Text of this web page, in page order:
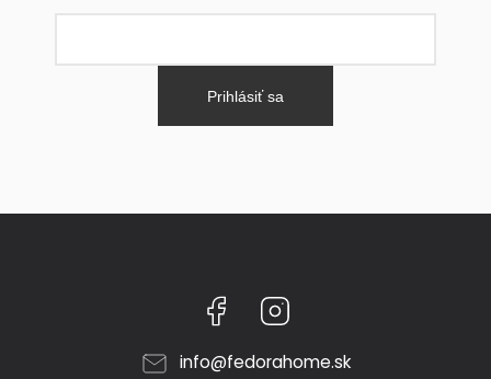
Prihlásiť sa
Facebook
info@fedorahome.sk